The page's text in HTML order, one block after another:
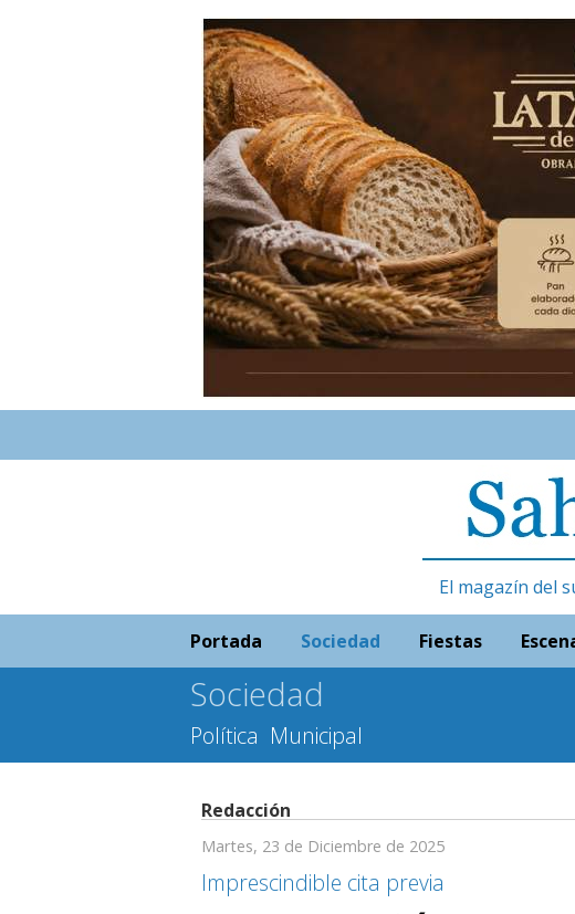
El magazín del
Portada Sociedad Fiestas
Sociedad
Política Municipal
Redacción
Martes, 23 de Diciembre de 2025
Imprescindible cita previa